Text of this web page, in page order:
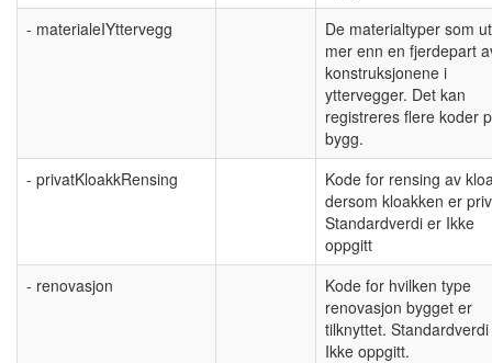
- materialeIYttervegg
De materialtyper som
mer enn en fjerdepart
konstruksjonene i
yttervegger. Det kan
registreres flere koder
bygg.
- privatKloakkRensing
Kode for rensing av
dersom kloakken er
Standardverdi er Ikke
oppgitt
- renovasjon
Kode for hvilken type
renovasjon bygget er
tilknyttet.
Ikke oppgitt.